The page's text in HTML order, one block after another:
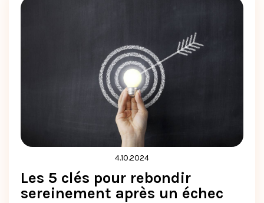
4.10.2024
Les 5 clés pour rebondir
sereinement après un échec